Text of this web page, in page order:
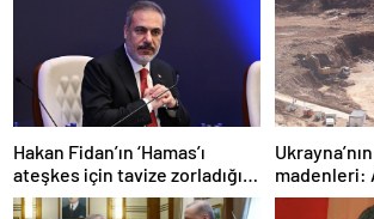
Hakan Fidan’ın ‘Hamas’ı
ateşkes için tavize zorladığı’
iddiasına yalanlama
madenleri:
çeken